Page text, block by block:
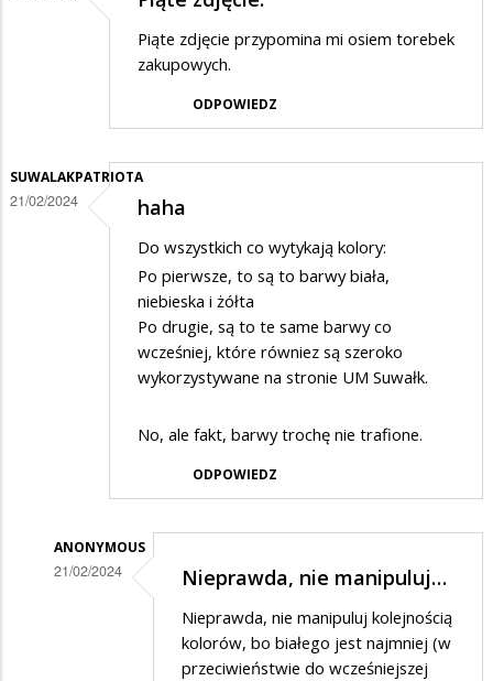
Piąte zdjęcie przypomina mi osiem torebek
zakupowych.
ODPOWIEDZ
SUWALAKPATRIOTA
21/02/2024 haha
Do wszystkich co wytykają kolory:
Po pierwsze, to są to barwy biała,
niebieska i żółta
Po drugie, są to te same barwy co
wcześniej, które równiez są szeroko
wykorzystywane na stronie UM Suwałk.
No, ale fakt, barwy trochę nie trafione.
ODPOWIEDZ
ANONYMOUS
21/02/2024
SuwalakPatriota
Nieprawda, nie manipuluj…
Nieprawda, nie manipuluj kolejnością
kolorów, bo białego jest najmniej (w
przeciwieństwie do wcześniejszej